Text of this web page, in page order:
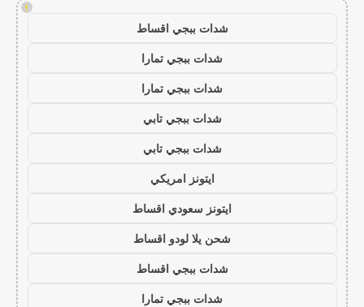
!
شدات ببجي اقساط
شدات ببجي تمارا
شدات ببجي تمارا
شدات ببجي تابي
شدات ببجي تابي
ايتونز امريكي
ايتونز سعودي اقساط
شحن يلا لودو اقساط
شدات ببجي اقساط
شدات ببجي تمارا